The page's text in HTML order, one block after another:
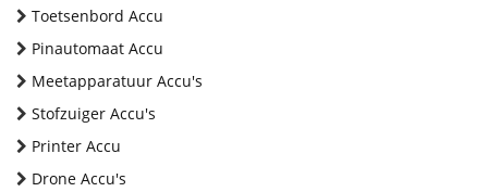
Toetsenbord Accu
Pinautomaat Accu
Meetapparatuur Accu's
Stofzuiger Accu's
Printer Accu
Drone Accu's